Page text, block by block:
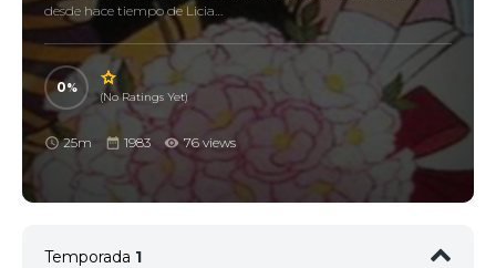
desde hace tiempo de Licia…
0
(No Ratings Yet)
25m 1983 76 views
Temporada 1